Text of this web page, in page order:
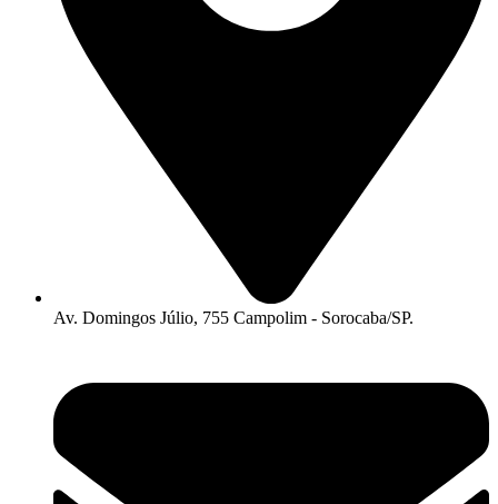
Av. Domingos Júlio, 755 Campolim - Sorocaba/SP.